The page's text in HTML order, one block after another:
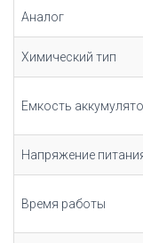
Аналог
Химический тип
Емкость
Напряжение
Время работы